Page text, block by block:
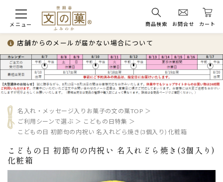
メニュー 商品検索 お問合せ カート
店舗からのメールが届かない場合について
名入れ・メッセージ入りお菓子の文の菓TOP
ご利用シーンで選ぶ
こどもの日特集
こどもの日 初節句の内祝い 名入れどら焼き(3個入り) 化粧箱
こどもの日 初節句の内祝い 名入れどら焼き(3個入り)
化粧箱